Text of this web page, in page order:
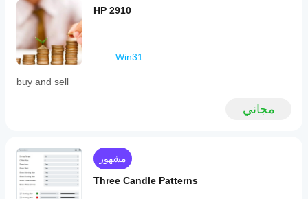
HP 2910
Win31
buy and sell
مجاني
مشهور
Three Candle Patterns